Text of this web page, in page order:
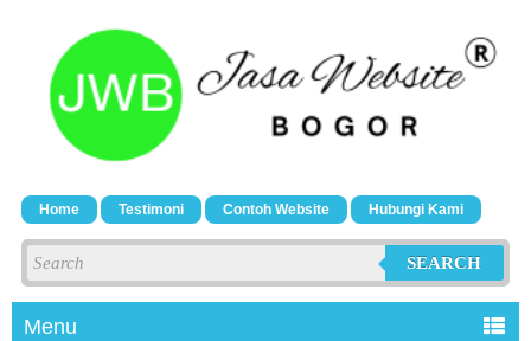
Home Testimoni Contoh Website Hubungi Kami
SEARCH
Menu